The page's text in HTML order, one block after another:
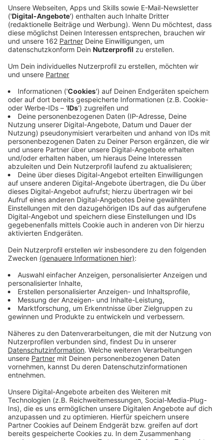
Anzeige
sein Netz ein. Moers ist eine von 230 neuen Städten, in
Mit diesem Ticket können Fahrgäste den
Regionalverkehr hin zum FlixTrain-Zug nutzen, sagt das
Unternehmen. Damit ist der Bahnkonkurrent zwar noch
nicht direkt an Moers angebunden. Fahrgäste können
aber den Regionalverkehr nach Duisburg nutzen und
dort in die Flix Train-Züge nach Berlin, Hamburg etc.
umsteigen.
Anzeige
Flixtrain plant Verbindung von Oberhausen in
die Niederlande
Anzeige
Laut Flix Train ist das Anschluss-Ticket günstiger als
separat gekaufte Tickets für den Regionalverkehr.
Zudem gelte das Ticket den gesamten Tag, was die
Anreise zum Startbahnhof flexibel mache. Zukünftig
will Flix Train etwa auch mit seinen Zügen in
Oberhausen halten. Geplant ist eine Verbindung von
Oberhausen in die Niederlande. Die Anträge dafür hat
das Unternehmen gestellt. Hier laufen aktuell noch
Gespräche. Das Unternehmen will möglichst zweimal
am Tag die Strecke Oberhausen-Rotterdam fahren,
mit Halten, Arnheim, Utrecht, Amsterdam und Den
Haag.
Anzeige